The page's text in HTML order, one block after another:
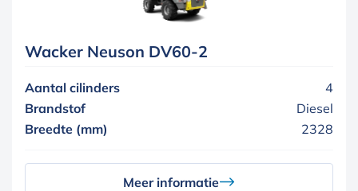
Wacker Neuson DV60-2
Aantal cilinders
4
Brandstof
Diesel
Breedte (mm)
2328
Meer informatie